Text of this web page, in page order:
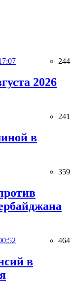
244
2026
241
в
359
464
в